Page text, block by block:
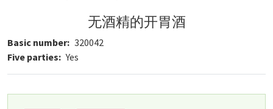
无酒精的开胃酒
Basic number 320042
Five parties
Yes